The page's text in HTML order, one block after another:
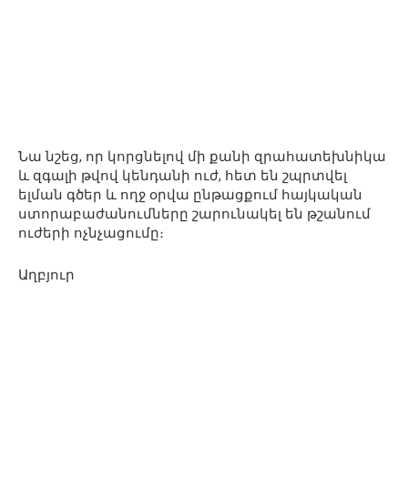
Նա նշեց, որ կորցնելով մի քանի զրահատեխնիկա
և զգալի թվով կենդանի ուժ, հետ են շպրտվել
ելման գծեր և ողջ օրվա ընթացքում հայկական
ստորաբաժանումները շարունակել են թշանում
ուժերի ոչնչացումը։
Աղբյուր